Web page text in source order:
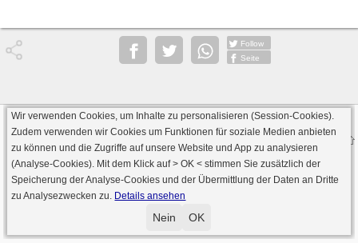
Follow
Seite
· Serverversion: 2026 6.241 · registrierte Spieler: 501.083 ·
Online Skat Server: 142 (private Server:136)
Wir verwenden Cookies, um Inhalte zu personalisieren (Session-Cookies).
Zudem verwenden wir Cookies um Funktionen für soziale Medien anbieten
zu können und die Zugriffe auf unsere Website und App zu analysieren
(Analyse-Cookies). Mit dem Klick auf> OK < stimmen Sie zusätzlich der
Speicherung der Analyse-Cookies und der Übermittlung der Daten an Dritte
zu Analysezwecken zu. Details ansehen
Nein OK